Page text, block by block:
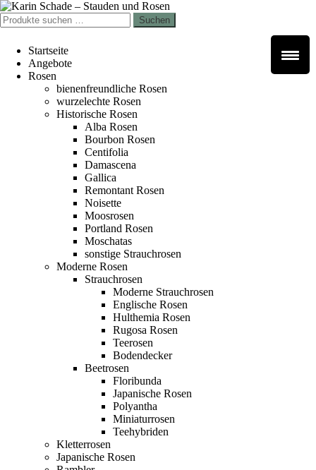
Zur
Navigation
springen
Zum
Inhalt
springen
Suchen
nach:
Suchen
Startseite
Angebote
Rosen
bienenfreundliche Rosen
wurzelechte Rosen
Historische Rosen
Alba Rosen
Bourbon Rosen
Centifolia
Damascena
Gallica
Remontant Rosen
Noisette
Moosrosen
Portland Rosen
Moschatas
sonstige Strauchrosen
Moderne Rosen
Strauchrosen
Moderne Strauchrosen
Englische Rosen
Hulthemia Rosen
Rugosa Rosen
Teerosen
Bodendecker
Beetrosen
Floribunda
Japanische Rosen
Polyantha
Miniaturrosen
Teehybriden
Kletterrosen
Japanische Rosen